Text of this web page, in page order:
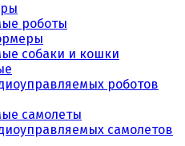
роботы
собаки и кошки
роботов
самолеты
самолетов